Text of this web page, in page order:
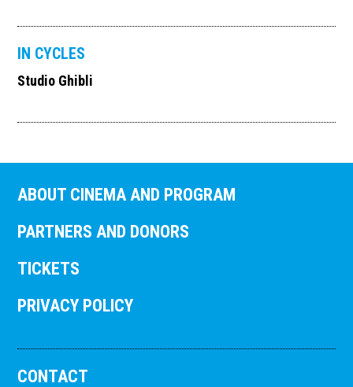
IN CYCLES
Studio Ghibli
ABOUT CINEMA AND PROGRAM
PARTNERS AND DONORS
TICKETS
PRIVACY POLICY
CONTACT